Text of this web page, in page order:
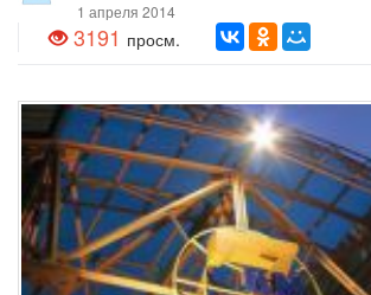
1 апреля 2014
3191 просм.